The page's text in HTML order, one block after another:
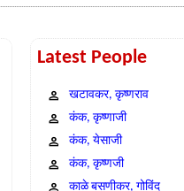
Latest People
खटावकर, कृष्णराव
कंक, कृष्णाजी
कंक, येसाजी
कंक, कृष्णजी
काळे बसणीकर, गोविंद